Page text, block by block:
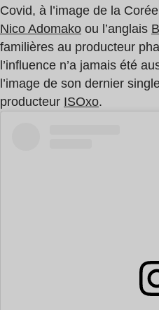
Covid, à l’image de la
Nico Adomako ou l’anglais
familières au producteur
l’influence n’a jamais été
l’image de son dernier
producteur ISOxo.